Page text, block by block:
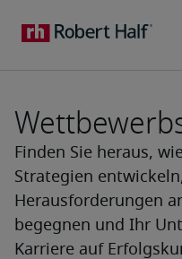
Finden Sie heraus,
Strategien
Herausforderungen
begegnen und Ihr
Karriere auf